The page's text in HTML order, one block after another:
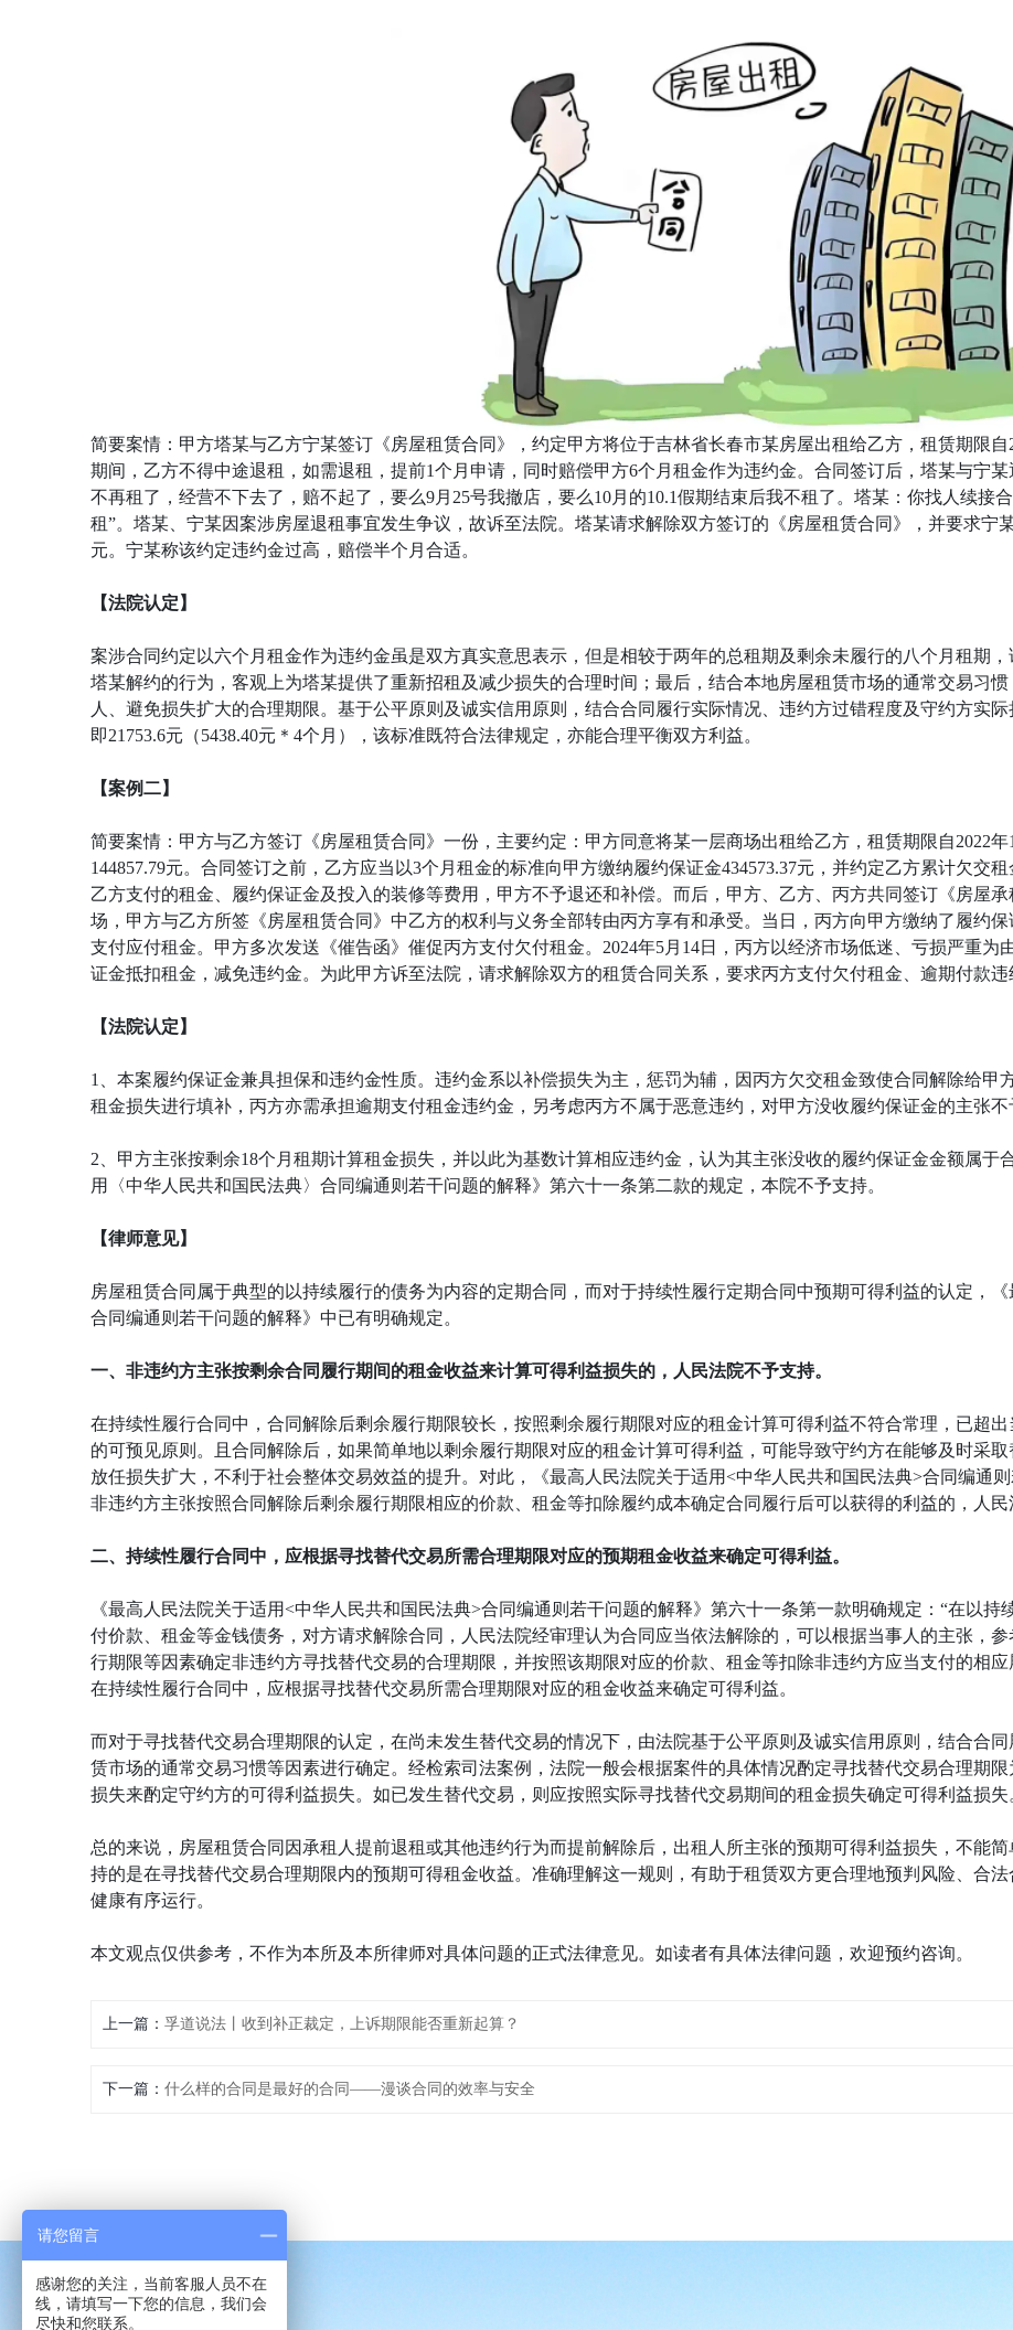
简要案情：甲方塔某与乙方宁某签订《房屋租赁合同》，约定甲方将位于吉林省长春市某房屋出租给乙方，租赁期限自
期间，乙方不得中途退租，如需退租，提前1个月申请，同时赔偿甲方6个月租金作为违约金。合同签订后，塔某与宁
不再租了，经营不下去了，赔不起了，要么9月25号我撤店，要么10月的10.1假期结束后我不租了。塔某：你找人续接
租”。塔某、宁某因案涉房屋退租事宜发生争议，故诉至法院。塔某请求解除双方签订的《房屋租赁合同》，并要求宁
元。宁某称该约定违约金过高，赔偿半个月合适。
【法院认定】
案涉合同约定以六个月租金作为违约金虽是双方真实意思表示，但是相较于两年的总租期及剩余未履行的八个月租期
塔某解约的行为，客观上为塔某提供了重新招租及减少损失的合理时间；最后，结合本地房屋租赁市场的通常交易习
人、避免损失扩大的合理期限。基于公平原则及诚实信用原则，结合合同履行实际情况、违约方过错程度及守约方实
即21753.6元（5438.40元＊4个月），该标准既符合法律规定，亦能合理平衡双方利益。
【案例二】
简要案情：甲方与乙方签订《房屋租赁合同》一份，主要约定：甲方同意将某一层商场出租给乙方，租赁期限自2022年
144857.79元。合同签订之前，乙方应当以3个月租金的标准向甲方缴纳履约保证金434573.37元，并约定乙方累计欠交
乙方支付的租金、履约保证金及投入的装修等费用，甲方不予退还和补偿。而后，甲方、乙方、丙方共同签订《房屋
场，甲方与乙方所签《房屋租赁合同》中乙方的权利与义务全部转由丙方享有和承受。当日，丙方向甲方缴纳了履约
支付应付租金。甲方多次发送《催告函》催促丙方支付欠付租金。2024年5月14日，丙方以经济市场低迷、亏损严重
证金抵扣租金，减免违约金。为此甲方诉至法院，请求解除双方的租赁合同关系，要求丙方支付欠付租金、逾期付款违
【法院认定】
1、本案履约保证金兼具担保和违约金性质。违约金系以补偿损失为主，惩罚为辅，因丙方欠交租金致使合同解除给甲
租金损失进行填补，丙方亦需承担逾期支付租金违约金，另考虑丙方不属于恶意违约，对甲方没收履约保证金的主张不
2、甲方主张按剩余18个月租期计算租金损失，并以此为基数计算相应违约金，认为其主张没收的履约保证金金额属
用〈中华人民共和国民法典〉合同编通则若干问题的解释》第六十一条第二款的规定，本院不予支持。
【律师意见】
房屋租赁合同属于典型的以持续履行的债务为内容的定期合同，而对于持续性履行定期合同中预期可得利益的认定，
合同编通则若干问题的解释》中已有明确规定。
一、非违约方主张按剩余合同履行期间的租金收益来计算可得利益损失的，人民法院不予支持。
在持续性履行合同中，合同解除后剩余履行期限较长，按照剩余履行期限对应的租金计算可得利益不符合常理，已超
的可预见原则。且合同解除后，如果简单地以剩余履行期限对应的租金计算可得利益，可能导致守约方在能够及时采
放任损失扩大，不利于社会整体交易效益的提升。对此，《最高人民法院关于适用<中华人民共和国民法典>合同编通
非违约方主张按照合同解除后剩余履行期限相应的价款、租金等扣除履约成本确定合同履行后可以获得的利益的，人民
二、持续性履行合同中，应根据寻找替代交易所需合理期限对应的预期租金收益来确定可得利益。
《最高人民法院关于适用<中华人民共和国民法典>合同编通则若干问题的解释》第六十一条第一款明确规定：“在以
付价款、租金等金钱债务，对方请求解除合同，人民法院经审理认为合同应当依法解除的，可以根据当事人的主张，
行期限等因素确定非违约方寻找替代交易的合理期限，并按照该期限对应的价款、租金等扣除非违约方应当支付的相
在持续性履行合同中，应根据寻找替代交易所需合理期限对应的租金收益来确定可得利益。
而对于寻找替代交易合理期限的认定，在尚未发生替代交易的情况下，由法院基于公平原则及诚实信用原则，结合合
赁市场的通常交易习惯等因素进行确定。经检索司法案例，法院一般会根据案件的具体情况酌定寻找替代交易合理期
损失来酌定守约方的可得利益损失。如已发生替代交易，则应按照实际寻找替代交易期间的租金损失确定可得利益损失
总的来说，房屋租赁合同因承租人提前退租或其他违约行为而提前解除后，出租人所主张的预期可得利益损失，不能
持的是在寻找替代交易合理期限内的预期可得租金收益。准确理解这一规则，有助于租赁双方更合理地预判风险、合
健康有序运行。
本文观点仅供参考，不作为本所及本所律师对具体问题的正式法律意见。如读者有具体法律问题，欢迎预约咨询。
上一篇： 孚道说法丨收到补正裁定，上诉期限能否重新起算？
下一篇： 什么样的合同是最好的合同——漫谈合同的效率与安全
请您留言
感谢您的关注，当前客服人员不在
线，请填写一下您的信息，我们会
尽快和您联系。